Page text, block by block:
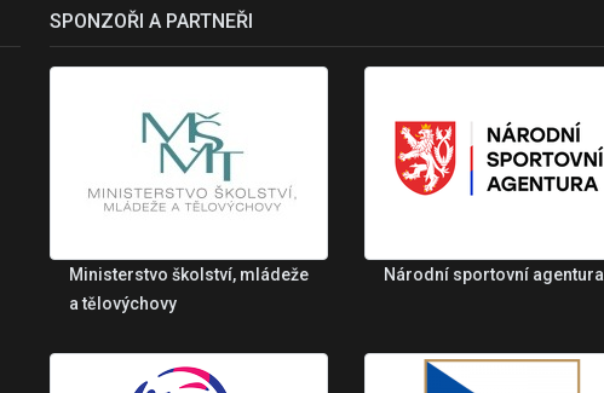
SPONZOŘI A PARTNEŘI
Ministerstvo školství, mládeže
a tělovýchovy
Národní sportovní agentura